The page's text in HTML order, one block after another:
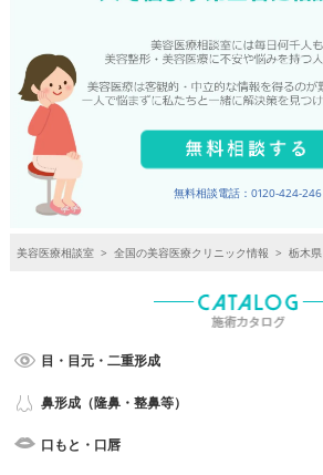
無料相談電話：0120-424-246
美容医療相談室 > 全国の美容医療クリニック情報 > 栃木県
目・目元・二重形成
鼻形成（隆鼻・整鼻等）
口もと・口唇